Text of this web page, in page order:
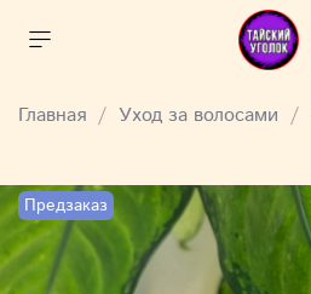
Главная Уход за волосами
Предзаказ